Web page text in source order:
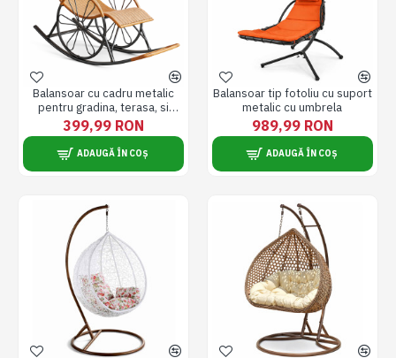
Balansoar cu cadru metalic
pentru gradina, terasa, si
balcon
399,99 RON
ADAUGĂ ÎN COȘ
Balansoar tip fotoliu cu suport
metalic cu umbrela
989,99 RON
ADAUGĂ ÎN COȘ